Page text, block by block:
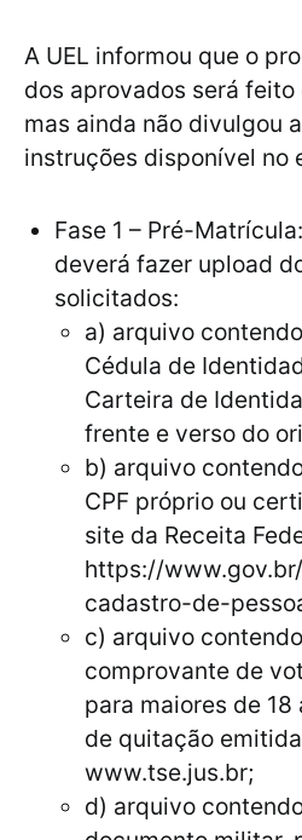
A UEL informou que o
dos aprovados será feito
mas ainda não divulgou
instruções disponível no
Fase 1 – Pré-
deverá fazer upload
solicitados:
a) arquivo
Cédula de
Carteira de
frente e verso do
b) arquivo
CPF próprio ou
site da Receita
https://
cadastro-de-
c) arquivo
comprovante de
para maiores de
de quitação
www.tse.jus.br;
d) arquivo